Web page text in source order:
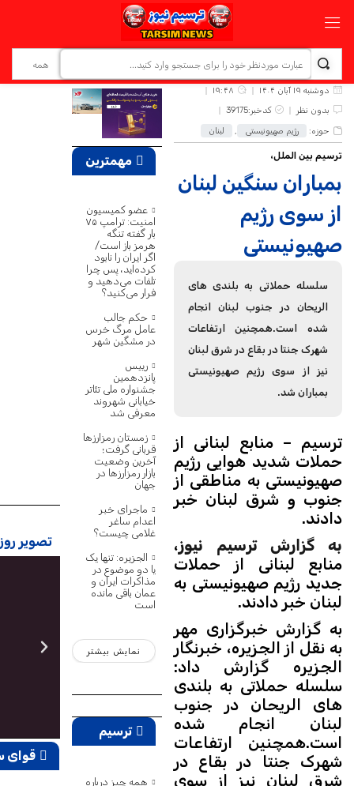
دوشنبه ۱۹ آبان ۱۴۰۴
۱۹:۴۸
بدون نظر
کدخبر:39175
حوزه:
رژیم صهیونیستی , لبنان
ترسیم بین الملل،
بمباران سنگین لبنان
از سوی رژیم
صهیونیستی
سلسله حملاتی به بلندی های
الریحان در جنوب لبنان انجام
شده است.همچنین ارتفاعات
شهرک جنتا در بقاع در شرق لبنان
نیز از سوی رژیم صهیونیستی
بمباران شد.
ترسیم – منابع لبنانی از
حملات شدید هوایی رژیم
صهیونیستی به مناطقی از
جنوب و شرق لبنان خبر
دادند.
به گزارش ترسیم نیوز،
منابع لبنانی از حملات
جدید رژیم صهیونیستی به
لبنان خبر دادند.
به گزارش خبرگزاری مهر
به نقل از الجزیره، خبرنگار
الجزیره گزارش داد:
سلسله حملاتی به بلندی
های الریحان در جنوب
لبنان انجام شده
است.همچنین ارتفاعات
شهرک جنتا در بقاع در
شرق لبنان نیز از سوی
مهمترین
عضو کمیسیون
امنیت: ترامپ ۷۵
بار گفته تنگه
هرمز باز است/
اگر ایران را نابود
کرده‌اید، پس چرا
تلفات می‌دهید و
فرار می‌کنید؟
حکم جالب
عامل مرگ خرس
در مشگین‌ شهر
رییس
پانزدهمین
جشنواره ملی تئاتر
خیابانی شهروند
معرفی شد
زمستان رمزارزها
قربانی گرفت؛
آخرین وضعیت
بازار رمزارزها در
جهان
ماجرای خبر
اعدام ساغر
غلامی چیست؟
الجزیره: تنها یک
یا دو موضوع در
مذاکرات ایران و
عمان باقی مانده
است
نمایش بیشتر
ترسیم
همه چیز درباره
تصویر
قوای